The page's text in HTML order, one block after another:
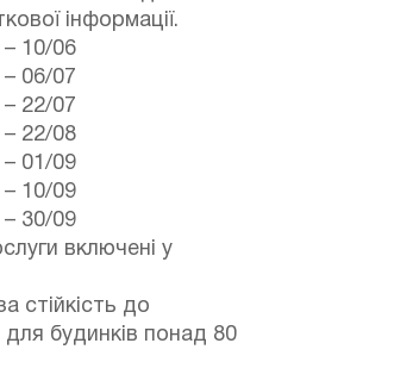
інформації.
– 10/06
– 06/07
– 22/07
– 22/08
– 01/09
– 10/09
– 30/09
включені у
стійкість до
для будинків понад 80